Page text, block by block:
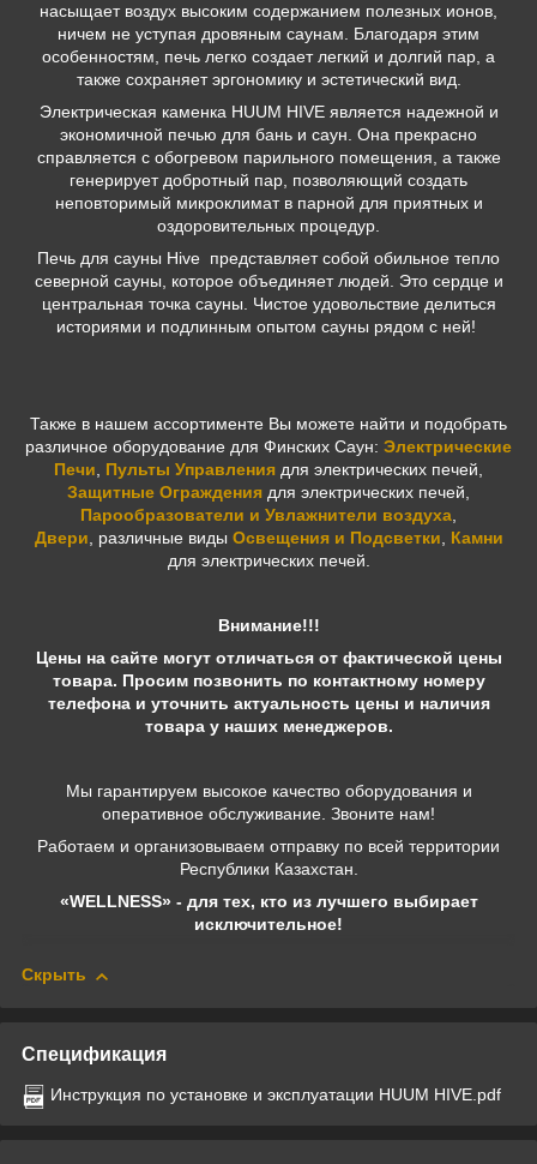
насыщает воздух высоким содержанием полезных ионов,
ничем не уступая дровяным саунам. Благодаря этим
особенностям, печь легко создает легкий и долгий пар, а
также сохраняет эргономику и эстетический вид.
Электрическая каменка HUUM HIVE является надежной и
экономичной печью для бань и саун. Она прекрасно
справляется с обогревом парильного помещения, а также
генерирует добротный пар, позволяющий создать
неповторимый микроклимат в парной для приятных и
оздоровительных процедур.
Печь для сауны Hive представляет собой обильное тепло
северной сауны, которое объединяет людей. Это сердце и
центральная точка сауны. Чистое удовольствие делиться
историями и подлинным опытом сауны рядом с ней!
Также в нашем ассортименте Вы можете найти и подобрать
различное оборудование для Финских Саун: Электрические
Печи, Пульты Управления для электрических печей,
Защитные Ограждения для электрических печей,
Парообразователи и Увлажнители воздуха,
Двери, различные виды Освещения и Подсветки, Камни
для электрических печей.
Внимание!!!
Цены на сайте могут отличаться от фактической цены
товара. Просим позвонить по контактному номеру
телефона и уточнить актуальность цены и наличия
товара у наших менеджеров.
Мы гарантируем высокое качество оборудования и
оперативное обслуживание. Звоните нам!
Работаем и организовываем отправку по всей территории
Республики Казахстан.
«WELLNESS» - для тех, кто из лучшего выбирает
исключительное!
Скрыть
Спецификация
Инструкция по установке и эксплуатации HUUM HIVE.pdf